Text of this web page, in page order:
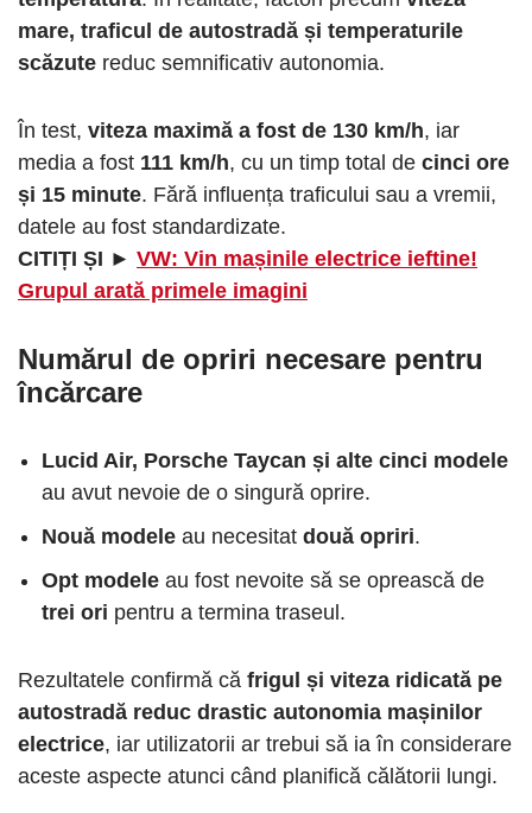
mare, traficul de autostradă și temperaturile
scăzute reduc semnificativ autonomia.
În test, viteza maximă a fost de 130 km/h, iar
media a fost 111 km/h, cu un timp total de cinci ore
și 15 minute. Fără influența traficului sau a vremii,
datele au fost standardizate.
CITIȚI ȘI ► VW: Vin mașinile electrice ieftine!
Grupul arată primele imagini
Numărul de opriri necesare pentru
încărcare
Lucid Air, Porsche Taycan și alte cinci modele
au avut nevoie de o singură oprire.
Nouă modele au necesitat două opriri.
Opt modele au fost nevoite să se oprească de
trei ori pentru a termina traseul.
Rezultatele confirmă că frigul și viteza ridicată pe
autostradă reduc drastic autonomia mașinilor
electrice, iar utilizatorii ar trebui să ia în considerare
aceste aspecte atunci când planifică călătorii lungi.